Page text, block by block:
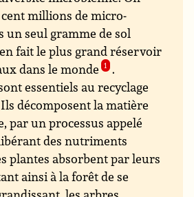
millions de micro-
un seul gramme de sol
fait le plus grand réservoir
dans le monde 1 .
essentiels au recyclage
décomposent la matière
par un processus appelé
des nutriments
plantes absorbent par leurs
ainsi à la forêt de se